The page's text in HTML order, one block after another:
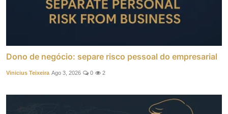
Dono de negócio: separe risco pessoal do empresarial
Vinicius Teixeira Ago 3, 2026 0 2